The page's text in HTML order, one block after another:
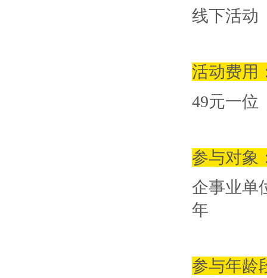
线下活动
活动费用
49元一位
参与对象
企事业单
年
参与年龄